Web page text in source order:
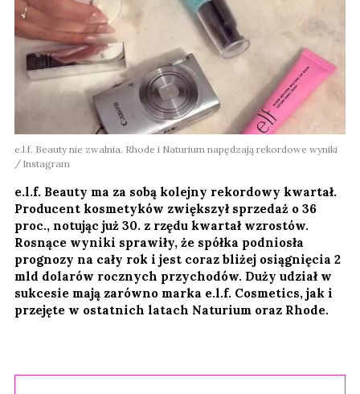
e.l.f. Beauty nie zwalnia. Rhode i Naturium napędzają rekordowe wyniki
Instagram
e.l.f. Beauty ma za sobą kolejny rekordowy kwartał.
Producent kosmetyków zwiększył sprzedaż o 36
proc., notując już 30. z rzędu kwartał wzrostów.
Rosnące wyniki sprawiły, że spółka podniosła
prognozy na cały rok i jest coraz bliżej osiągnięcia 2
mld dolarów rocznych przychodów. Duży udział w
sukcesie mają zarówno marka e.l.f. Cosmetics, jak i
przejęte w ostatnich latach Naturium oraz Rhode.